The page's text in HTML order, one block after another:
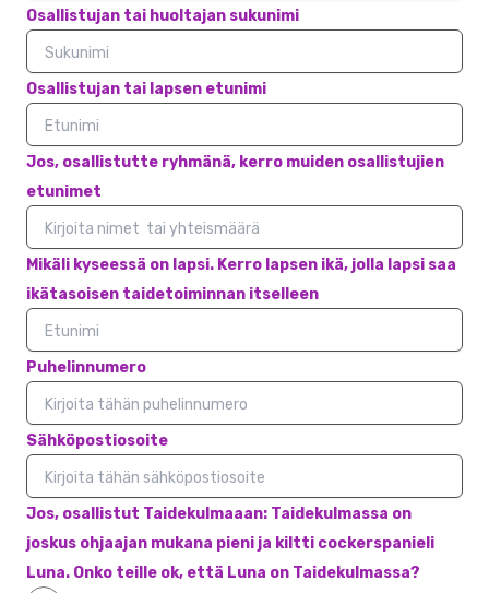
Osallistujan tai huoltajan sukunimi
Osallistujan tai lapsen etunimi
Jos, osallistutte ryhmänä, kerro muiden osallistujien
etunimet
Mikäli kyseessä on lapsi. Kerro lapsen ikä, jolla lapsi saa
ikätasoisen taidetoiminnan itselleen
Puhelinnumero
Sähköpostiosoite
Jos, osallistut Taidekulmaaan: Taidekulmassa on
joskus ohjaajan mukana pieni ja kiltti cockerspanieli
Luna. Onko teille ok, että Luna on Taidekulmassa?